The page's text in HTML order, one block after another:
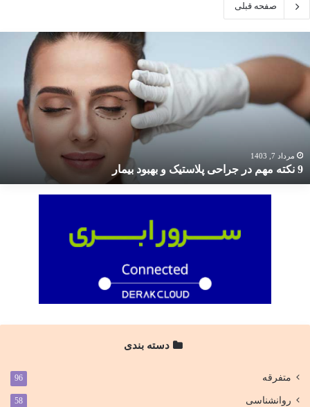
صفحه قبلی
مهم
جراحی
پلاستیک
و
بیمارمرداد 7, 1403
9 نکته مهم در جراحی پلاستیک و بهبود بیمار
دسته بندی
متفرقه 96
روانشناسی 58